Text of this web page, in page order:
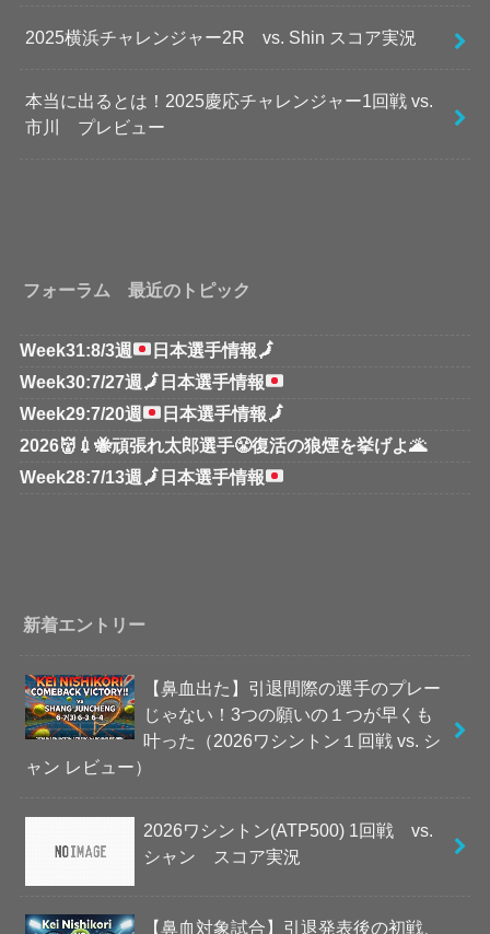
2025横浜チャレンジャー2R vs. Shin スコア実況
本当に出るとは！2025慶応チャレンジャー1回戦 vs.
市川 プレビュー
フォーラム 最近のトピック
Week31:8/3週 日本選手情報🗾
Week30:7/27週 🗾 日本選手情報
Week29:7/20週
日本選手情報🗾
2026👹💉🐝頑張れ太郎選手😤復活の狼煙を挙げよ🌋
Week28:7/13週 🗾 日本選手情報
新着エントリー
【鼻血出た】引退間際の選手のプレー
じゃない！3つの願いの１つが早くも
叶った（2026ワシントン１回戦 vs. シ
ャン レビュー）
2026ワシントン(ATP500) 1回戦 vs.
シャン スコア実況
【鼻血対象試合】引退発表後の初戦、